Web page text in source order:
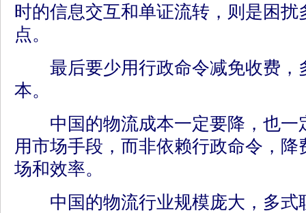
时的信息交互和单证流转，则是困扰
点。
最后要少用行政命令减免收费，
本。
中国的物流成本一定要降，也一
用市场手段，而非依赖行政命令，
场和效率。
中国的物流行业规模庞大，多式